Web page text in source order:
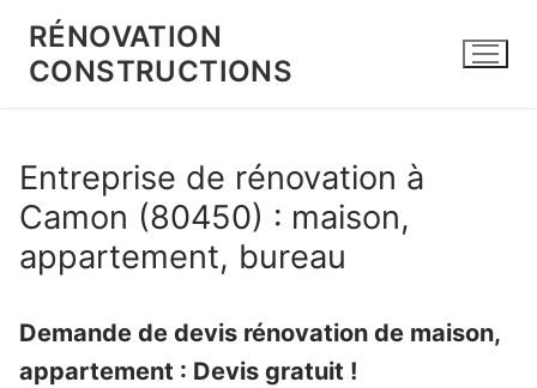
contenu
RÉNOVATION
CONSTRUCTIONS
Entreprise de rénovation à
Camon (80450) : maison,
appartement, bureau
Demande de devis rénovation de maison,
appartement : Devis gratuit !